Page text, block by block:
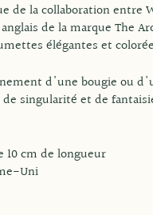
de la collaboration entre
de la marque The
élégantes et
d'une bougie ou
singularité et de
cm de longueur
Uni